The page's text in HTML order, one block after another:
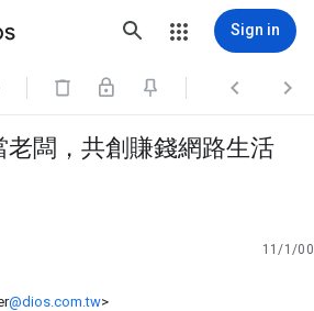
Sign in
  
闆，共創賺錢網路生活
11/1/00
@dios.com.tw>